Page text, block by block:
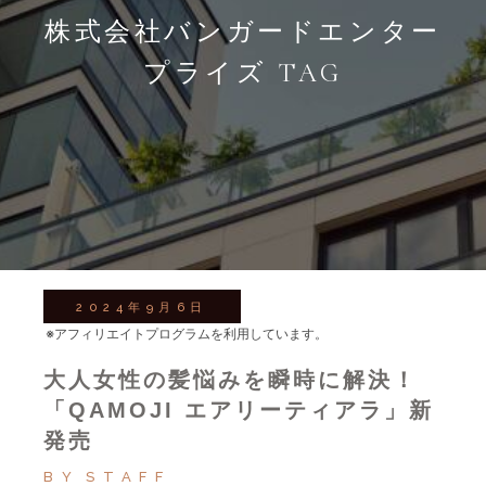
株式会社バンガードエンター
プライズ TAG
2024年9月6日
大人女性の髪悩みを瞬時に解決！
「QAMOJI エアリーティアラ」新
発売
BY
STAFF
※アフィリエイトプログラムを利用しています。